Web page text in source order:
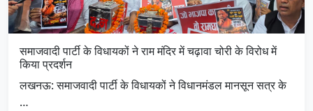
समाजवादी पार्टी के विधायकों ने राम मंदिर में चढ़ावा चोरी के विरोध में
किया प्रदर्शन
लखनऊ: समाजवादी पार्टी के विधायकों ने विधानमंडल मानसून सत्र के
…